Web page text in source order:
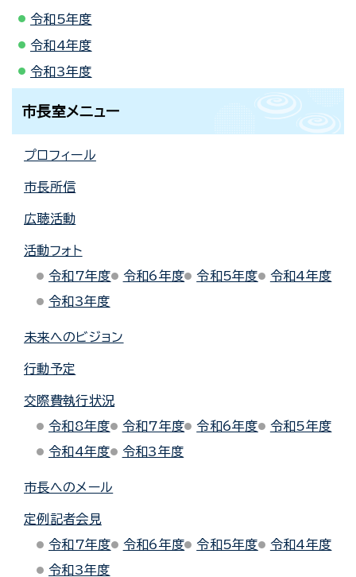
令和5年度
令和4年度
令和3年度
市長室メニュー
プロフィール
市長所信
広聴活動
活動フォト
令和7年度
令和6年度 令和5年度
令和4年度
令和3年度
未来へのビジョン
行動予定
交際費執行状況
令和8年度
令和7年度 令和6年度
令和5年度
令和4年度
令和3年度
市長へのメール
定例記者会見
令和7年度
令和6年度 令和5年度
令和4年度
令和3年度